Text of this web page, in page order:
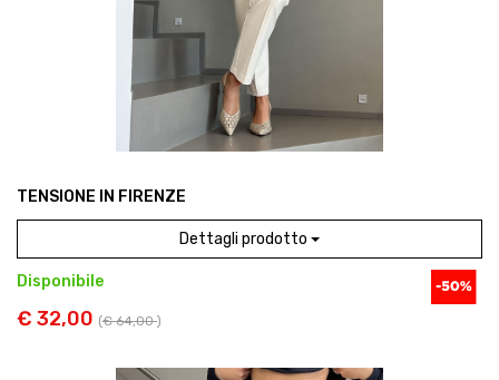
TENSIONE IN FIRENZE
Dettagli prodotto
Disponibile
€ 32,00 (€ 64,00)